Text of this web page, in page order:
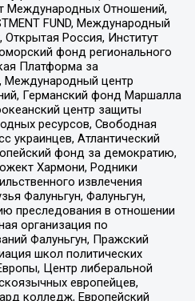
Международных Отношений,
FUND, Международный
Открытая Россия, Институт
фонд регионального
Платформа за
центр
Германский фонд Маршалла
центр защиты
ресурсов, Свободная
украинцев, Атлантический
фонд за демократию,
Хармони, Родники
извлечения
Фалуньгун, Фалуньгун,
преследования в отношении
организация по
Фалуньгун, Пражский
школ политических
Центр либеральной
европейцев,
колледж, Европейский